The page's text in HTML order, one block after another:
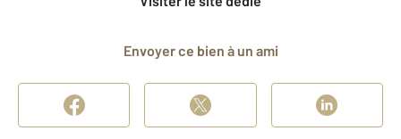
Envoyer ce bien à un ami